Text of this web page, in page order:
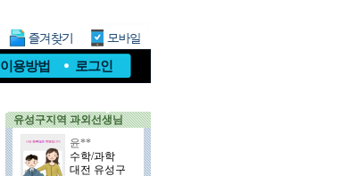
이용방법 로그인
유성구지역 과외선생님
윤**
수학/과학
대전 유성구